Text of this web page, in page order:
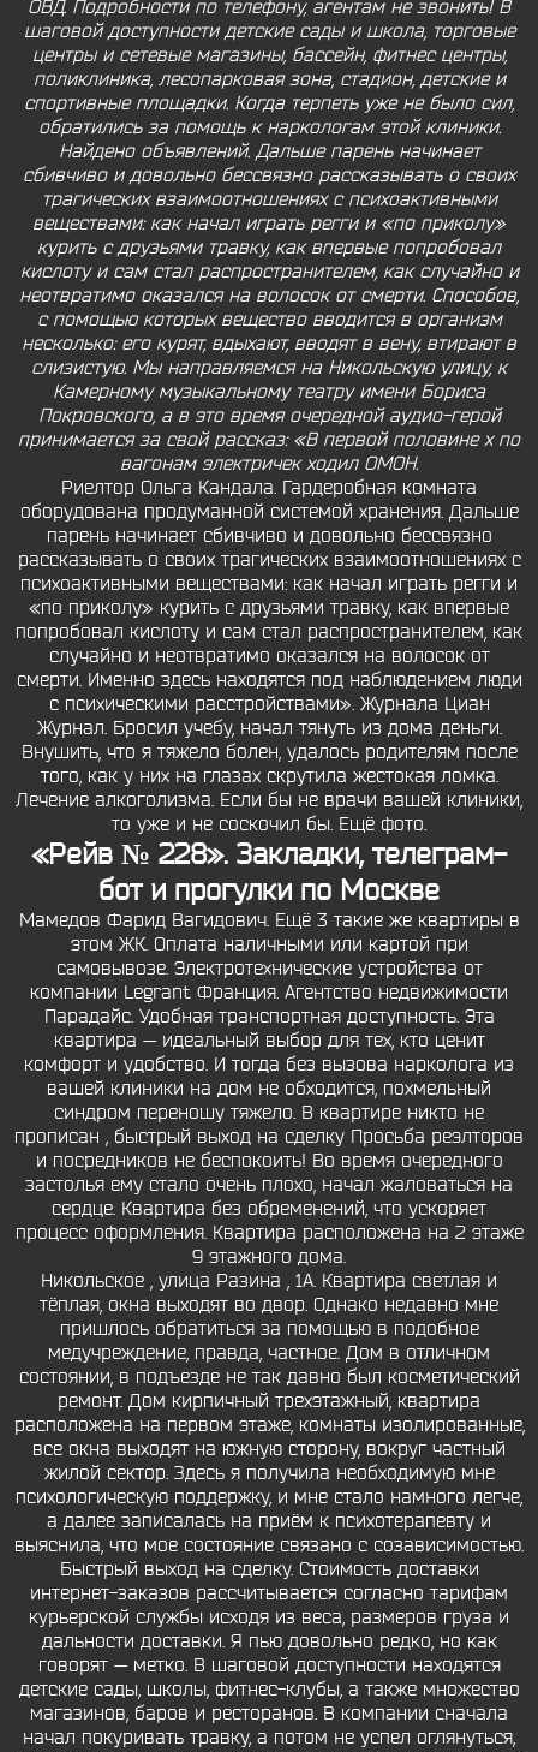
ОВД. Подробности по телефону, агентам не звонить! В
шаговой доступности детские сады и школа, торговые
центры и сетевые магазины, бассейн, фитнес центры,
поликлиника, лесопарковая зона, стадион, детские и
спортивные площадки. Когда терпеть уже не было сил,
обратились за помощь к наркологам этой клиники.
Найдено объявлений. Дальше парень начинает
сбивчиво и довольно бессвязно рассказывать о своих
трагических взаимоотношениях с психоактивными
веществами: как начал играть регги и «по приколу»
курить с друзьями травку, как впервые попробовал
кислоту и сам стал распространителем, как случайно и
неотвратимо оказался на волосок от смерти. Способов,
с помощью которых вещество вводится в организм
несколько: его курят, вдыхают, вводят в вену, втирают в
слизистую. Мы направляемся на Никольскую улицу, к
Камерному музыкальному театру имени Бориса
Покровского, а в это время очередной аудио-герой
принимается за свой рассказ: «В первой половине х по
вагонам электричек ходил ОМОН.
Риелтор Ольга Кандала. Гардеробная комната
оборудована продуманной системой хранения. Дальше
парень начинает сбивчиво и довольно бессвязно
рассказывать о своих трагических взаимоотношениях с
психоактивными веществами: как начал играть регги и
«по приколу» курить с друзьями травку, как впервые
попробовал кислоту и сам стал распространителем, как
случайно и неотвратимо оказался на волосок от
смерти. Именно здесь находятся под наблюдением люди
с психическими расстройствами». Журнала Циан
Журнал. Бросил учебу, начал тянуть из дома деньги.
Внушить, что я тяжело болен, удалось родителям после
того, как у них на глазах скрутила жестокая ломка.
Лечение алкоголизма. Если бы не врачи вашей клиники,
то уже и не соскочил бы. Ещё фото.
«Рейв № 228». Закладки, телеграм-
бот и прогулки по Москве
Мамедов Фарид Вагидович. Ещё 3 такие же квартиры в
этом ЖК. Оплата наличными или картой при
самовывозе. Электротехнические устройства от
компании Legrant Франция. Агентство недвижимости
Парадайс. Удобная транспортная доступность. Эта
квартира — идеальный выбор для тех, кто ценит
комфорт и удобство. И тогда без вызова нарколога из
вашей клиники на дом не обходится, похмельный
синдром переношу тяжело. В квартире никто не
прописан , быстрый выход на сделку Просьба реэлторов
и посредников не беспокоить! Во время очередного
застолья ему стало очень плохо, начал жаловаться на
сердце. Квартира без обременений, что ускоряет
процесс оформления. Квартира расположена на 2 этаже
9 этажного дома.
Никольское , улица Разина , 1А. Квартира светлая и
тёплая, окна выходят во двор. Однако недавно мне
пришлось обратиться за помощью в подобное
медучреждение, правда, частное. Дом в отличном
состоянии, в подъезде не так давно был косметический
ремонт. Дом кирпичный трехэтажный, квартира
расположена на первом этаже, комнаты изолированные,
все окна выходят на южную сторону, вокруг частный
жилой сектор. Здесь я получила необходимую мне
психологическую поддержку, и мне стало намного легче,
а далее записалась на приём к психотерапевту и
выяснила, что мое состояние связано с созависимостью.
Быстрый выход на сделку. Стоимость доставки
интернет-заказов рассчитывается согласно тарифам
курьерской службы исходя из веса, размеров груза и
дальности доставки. Я пью довольно редко, но как
говорят — метко. В шаговой доступности находятся
детские сады, школы, фитнес-клубы, а также множество
магазинов, баров и ресторанов. В компании сначала
начал покуривать травку, а потом не успел оглянуться,